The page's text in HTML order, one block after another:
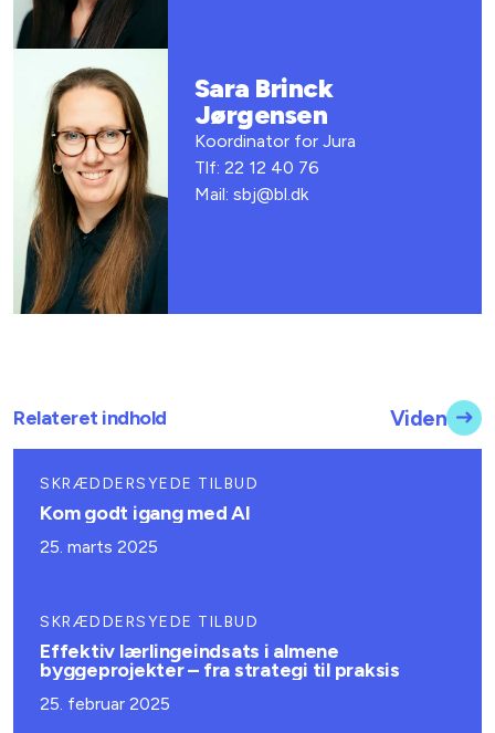
Sara Brinck
Jørgensen
Koordinator for Jura
Tlf: 22 12 40 76
Mail: sbj@bl.dk
Relateret indhold Viden
SKRÆDDERSYEDE TILBUD
Kom godt igang med AI
25. marts 2025
SKRÆDDERSYEDE TILBUD
Effektiv lærlingeindsats i almene
byggeprojekter – fra strategi til praksis
25. februar 2025